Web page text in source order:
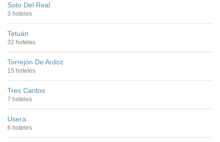
Soto Del Real
3 hoteles
Tetuán
32 hoteles
Torrejón De Ardoz
15 hoteles
Tres Cantos
7 hoteles
Usera
6 hoteles